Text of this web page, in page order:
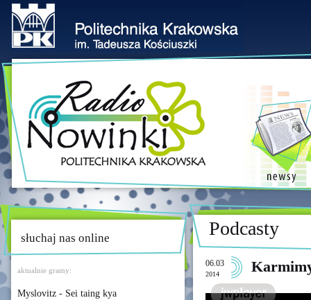
słuchaj nas online
aktualnie gramy:
Myslovitz - Sei taing kya
Podcasty
06.03
2014